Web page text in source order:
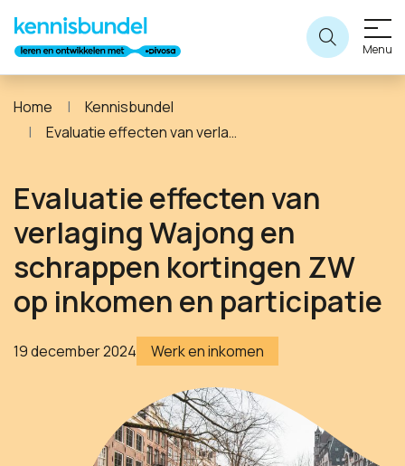
Menu
Home
Kennisbundel
Evaluatie effecten van verlaging Wajong en schrappen kortingen ZW op inkomen en participatie
Evaluatie effecten van
verlaging Wajong en
schrappen kortingen ZW
op inkomen en participatie
19 december 2024 Werk en inkomen